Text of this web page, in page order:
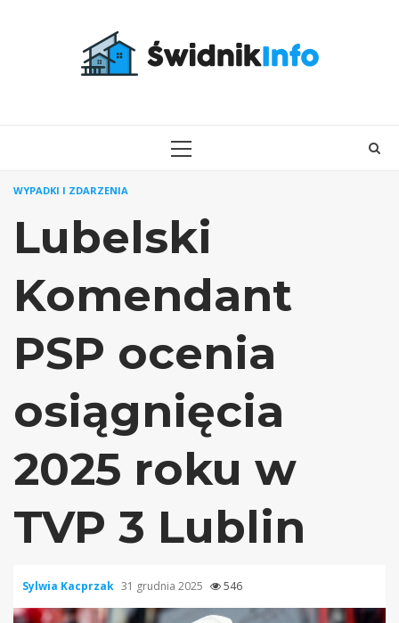
PRIMARY
WYPADKI I ZDARZENIA
Lubelski
Komendant
PSP ocenia
osiągnięcia
2025 roku w
TVP 3 Lublin
Sylwia Kacprzak 31 grudnia 2025 546